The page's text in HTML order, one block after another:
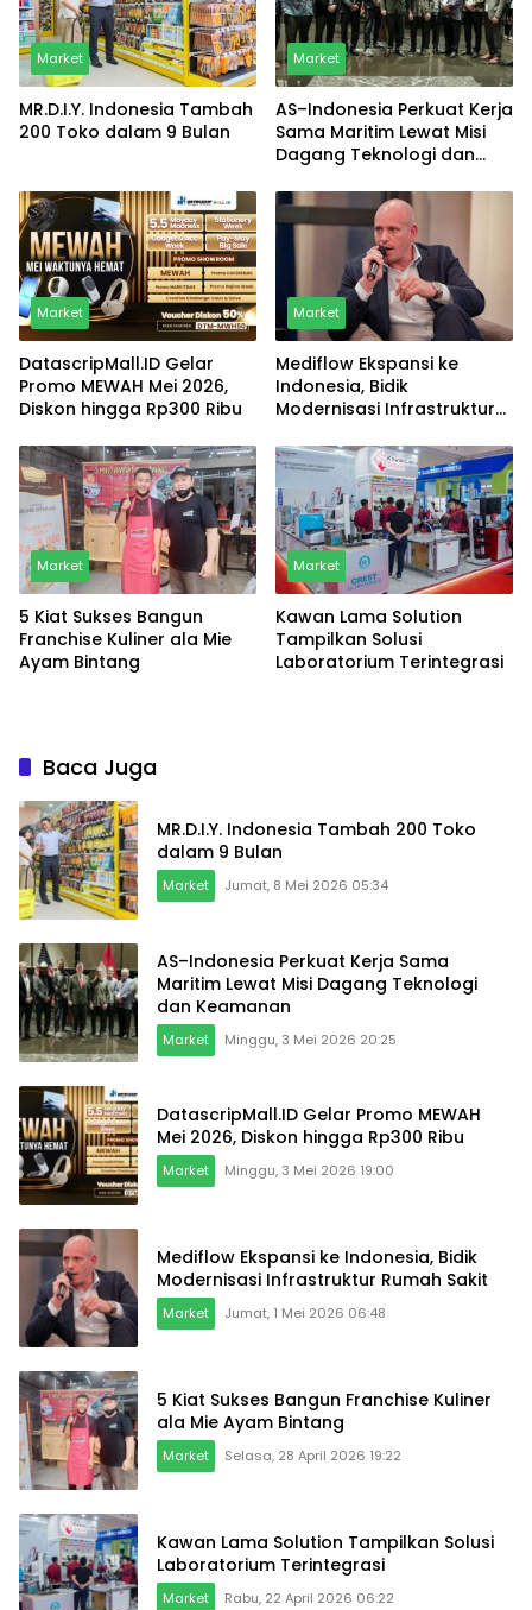
Market
MR.D.I.Y. Indonesia Tambah
200 Toko dalam 9 Bulan
Market
AS–Indonesia Perkuat Kerja
Sama Maritim Lewat Misi
Dagang Teknologi dan
Market
DatascripMall.ID Gelar
Promo MEWAH Mei 2026,
Diskon hingga Rp300 Ribu
Market
Mediflow Ekspansi ke
Indonesia, Bidik
Modernisasi Infrastruktur
Market
5 Kiat Sukses Bangun
Franchise Kuliner ala Mie
Ayam Bintang
Market
Kawan Lama Solution
Tampilkan Solusi
Laboratorium Terintegrasi
Baca Juga
MR.D.I.Y. Indonesia Tambah 200 Toko
dalam 9 Bulan
Market Jumat, 8 Mei 2026 05:34
AS–Indonesia Perkuat Kerja Sama
Maritim Lewat Misi Dagang Teknologi
dan Keamanan
Market Minggu, 3 Mei 2026 20:25
DatascripMall.ID Gelar Promo MEWAH
Mei 2026, Diskon hingga Rp300 Ribu
Market Minggu, 3 Mei 2026 19:00
Mediflow Ekspansi ke Indonesia, Bidik
Modernisasi Infrastruktur Rumah Sakit
Market Jumat, 1 Mei 2026 06:48
5 Kiat Sukses Bangun Franchise Kuliner
ala Mie Ayam Bintang
Market Selasa, 28 April 2026 19:22
Kawan Lama Solution Tampilkan Solusi
Laboratorium Terintegrasi
Market Rabu, 22 April 2026 06:22